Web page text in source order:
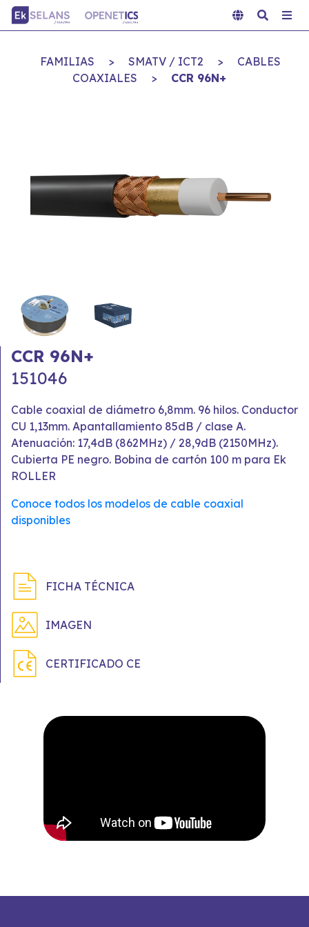
FAMILIAS > SMATV / ICT2 >
CABLES
COAXIALES
> CCR 96N+
CCR 96N+
151046
Cable coaxial de diámetro 6,8mm. 96 hilos. Conductor
CU 1,13mm. Apantallamiento 85dB / clase A.
Atenuación: 17,4dB (862MHz) / 28,9dB (2150MHz).
Cubierta PE negro. Bobina de cartón 100 m para Ek
ROLLER
Conoce todos los modelos de cable coaxial
disponibles
FICHA TÉCNICA
IMAGEN
CERTIFICADO CE